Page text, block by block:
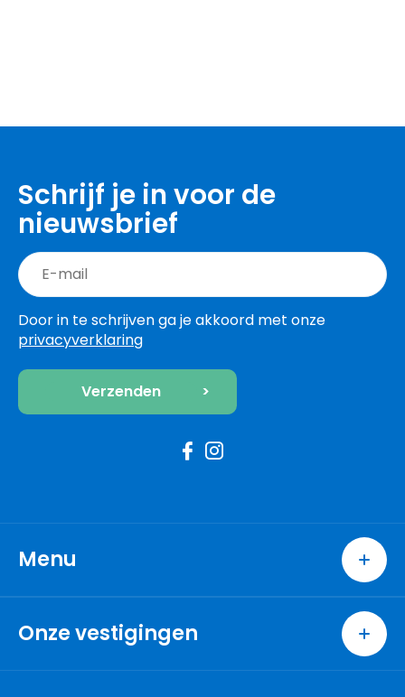
Schrijf je in voor de
nieuwsbrief
Door in te schrijven ga je akkoord met onze
privacyverklaring
Menu
Home
Excellent
Nieuwbouw
Onze vestigingen
Berkel en Rodenrijs